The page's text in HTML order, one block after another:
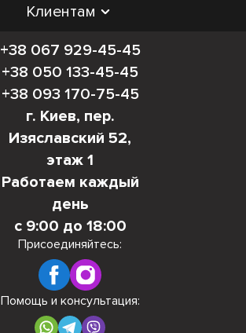
Клиентам
+38 067 929-45-45
+38 050 133-45-45
+38 093 170-75-45
г. Киев, пер.
Изяславский 52,
этаж 1
Работаем каждый
день
с 9:00 до 18:00
Присоединяйтесь:
Помощь и консультация: